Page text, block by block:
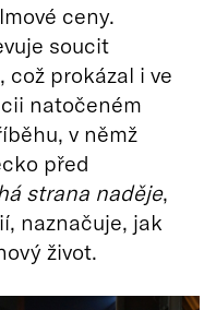
ceny.
soucit
prokázal i ve
natočeném
v němž
před
strana naděje,
naznačuje, jak
život.